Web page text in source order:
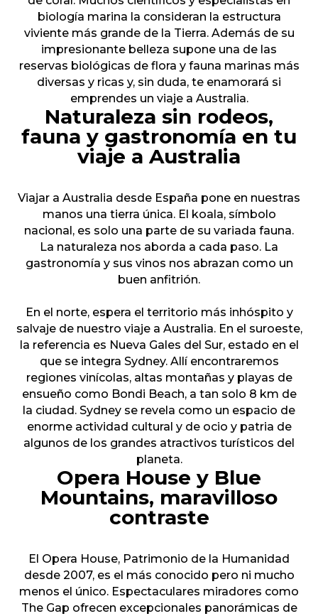
biología marina la consideran la estructura
viviente más grande de la Tierra. Además de su
impresionante belleza supone una de las
reservas biológicas de flora y fauna marinas más
diversas y ricas y, sin duda, te enamorará si
emprendes un viaje a Australia.
Naturaleza sin rodeos,
fauna y gastronomía en tu
viaje a Australia
Viajar a Australia desde España pone en nuestras
manos una tierra única. El koala, símbolo
nacional, es solo una parte de su variada fauna.
La naturaleza nos aborda a cada paso. La
gastronomía y sus vinos nos abrazan como un
buen anfitrión.
En el norte, espera el territorio más inhóspito y
salvaje de nuestro viaje a Australia. En el suroeste,
la referencia es Nueva Gales del Sur, estado en el
que se integra Sydney. Allí encontraremos
regiones vinícolas, altas montañas y playas de
ensueño como Bondi Beach, a tan solo 8 km de
la ciudad. Sydney se revela como un espacio de
enorme actividad cultural y de ocio y patria de
algunos de los grandes atractivos turísticos del
planeta.
Opera House y Blue
Mountains, maravilloso
contraste
El Opera House, Patrimonio de la Humanidad
desde 2007, es el más conocido pero ni mucho
menos el único. Espectaculares miradores como
The Gap ofrecen excepcionales panorámicas de